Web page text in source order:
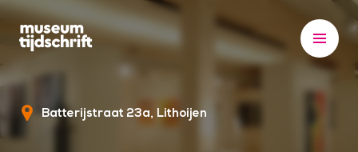
S
p
c
Batterijstraat 23a Lithoijen